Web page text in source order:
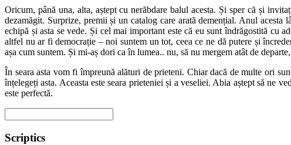
Oricum, până una, alta, aștept cu nerăbdare balul acesta. Și sper că și
dezamăgit. Surprize, premii și un catalog care arată demențial. Anul acesta
echipă și asta se vede. Și cel mai important este că eu sunt îndrăgostită cu
altfel nu ar fi democrație – noi suntem un tot, ceea ce ne dă putere și
așa cum suntem. Și mi-aș dori ca în lumea.. nu, să nu mergem atât de
În seara asta vom fi împreună alături de prieteni. Chiar dacă de multe ori
înțelegeți asta. Aceasta este seara prieteniei și a veseliei. Abia aștept să ne
este perfectă.
Scriptics